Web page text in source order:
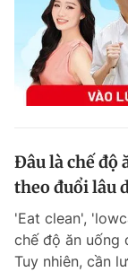
Đâu là chế độ
theo đuổi lâu
'Eat clean',
chế độ ăn uống
Tuy nhiên, cần